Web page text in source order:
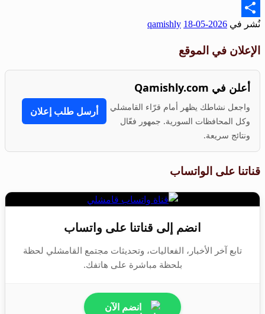
Email
Share
نُشر في 2026-05-18
qamishly
الإعلان في الموقع
أعلن في Qamishly.com
واجعل نشاطك يظهر أمام قرّاء القامشلي
وكل المحافظات السورية. جمهور فعّال
ونتائج سريعة.
أرسل طلب إعلان
قناتنا على الواتساب
انضم إلى قناتنا على واتساب
تابع آخر الأخبار، الفعاليات، وتحديثات مجتمع القامشلي لحظة
بلحظة مباشرة على هاتفك.
انضم الآن